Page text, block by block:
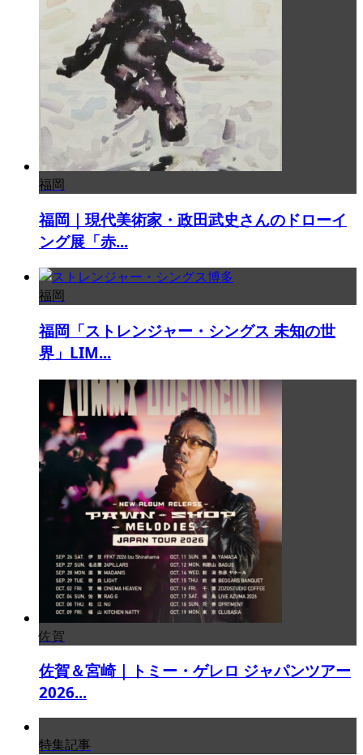
福岡
福岡｜現代美術家・政田武史さんのドローイ
ング展「赤...
福岡
福岡「ストレンジャー・シングス 未知の世
界」LIM...
佐賀
佐賀＆宮崎｜トミー・ゲレロ ジャパンツアー
2026...
特集記事